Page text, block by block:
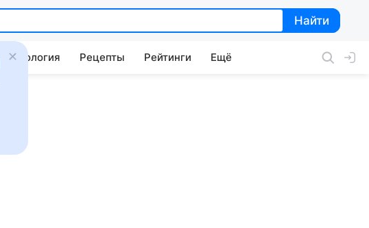
Найти
Найти
Психология Рецепты Рейтинги Ещё